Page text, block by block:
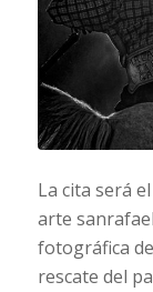
La cita será
arte
fotográfica
rescate del